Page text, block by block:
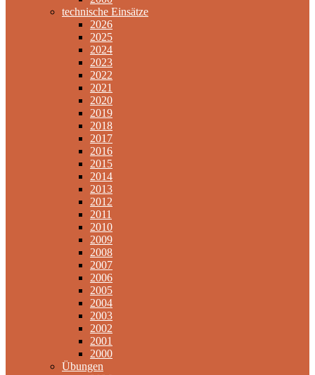
technische Einsätze
2026
2025
2024
2023
2022
2021
2020
2019
2018
2017
2016
2015
2014
2013
2012
2011
2010
2009
2008
2007
2006
2005
2004
2003
2002
2001
2000
Übungen